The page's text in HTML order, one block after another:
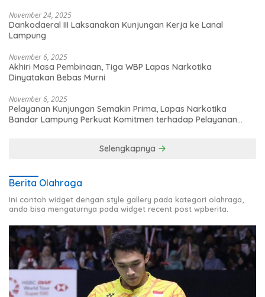
November 24, 2025
Dankodaeral III Laksanakan Kunjungan Kerja ke Lanal
Lampung
November 6, 2025
Akhiri Masa Pembinaan, Tiga WBP Lapas Narkotika
Dinyatakan Bebas Murni
November 6, 2025
Pelayanan Kunjungan Semakin Prima, Lapas Narkotika
Bandar Lampung Perkuat Komitmen terhadap Pelayanan
Selengkapnya
Berita Olahraga
Ini contoh widget dengan style gallery pada kategori olahraga,
anda bisa mengaturnya pada widget recent post wpberita.